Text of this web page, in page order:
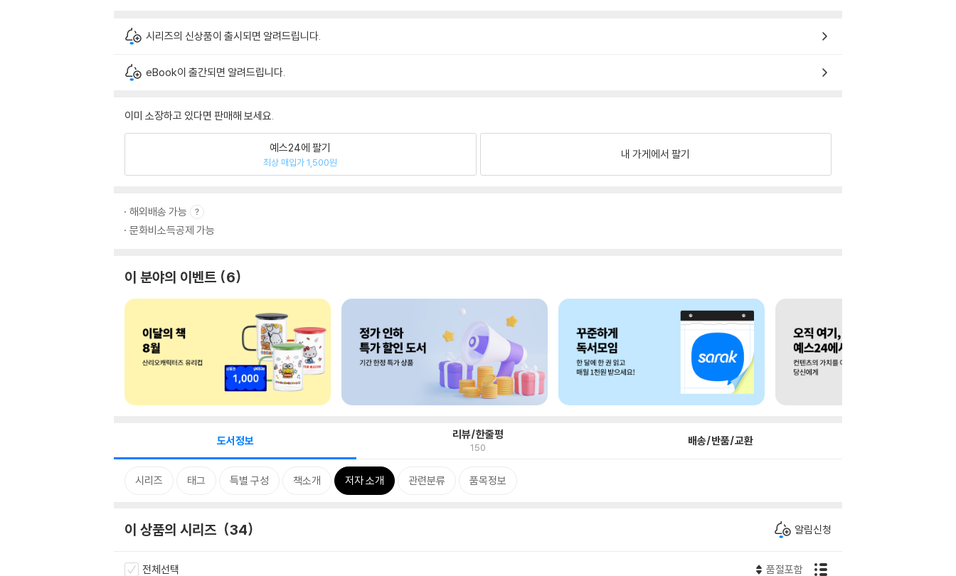
시리즈의 신상품이 출시되면 알려드립니다.
eBook이 출간되면 알려드립니다.
이미 소장하고 있다면 판매해 보세요.
예스24에 팔기
최상 매입가 1,500원
내 가게에서 팔기
해외배송 가능
문화비소득공제 가능
이 분야의 이벤트 6
도서정보 리뷰/한줄평
150 배송/반품/교환
시리즈 태그 특별 구성 책소개 저자 소개 관련분류 품목정보
이 상품의 시리즈 34 알림신청
전체선택 품절포함